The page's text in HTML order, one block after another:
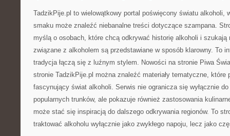
TadzikPije.pl to wielowątkowy portal poświęcony światu alkoholi,
smaku może znaleźć niebanalne treści dotyczące szampana.
myślą o osobach, które chcą odkrywać historię alkoholi i
związane z alkoholem są przedstawiane w sposób klarowny. To
tradycja łączą się z luźnym stylem. Nowości na stronie Piwa
stronie TadzikPije.pl można znaleźć materiały tematyczne, które
fascynujący świat alkoholi. Serwis nie ogranicza się wyłącznie
popularnych trunków, ale pokazuje również zastosowania
może stać się inspiracją do dalszego odkrywania regionów. To
traktować alkoholu wyłącznie jako zwykłego napoju, lecz jako